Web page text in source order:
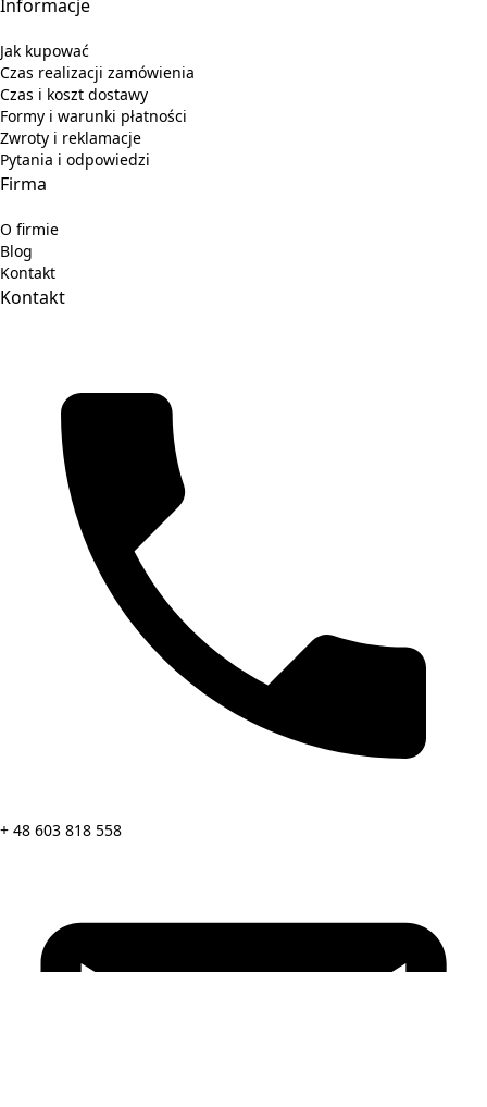
Informacje
Jak kupować
Czas realizacji zamówienia
Czas i koszt dostawy
Formy i warunki płatności
Zwroty i reklamacje
Pytania i odpowiedzi
Firma
O firmie
Blog
Kontakt
Kontakt
+ 48 603 818 558